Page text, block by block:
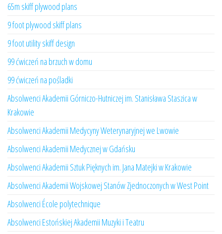
65m skiff plywood plans
9 foot plywood skiff plans
9 foot utility skiff design
99 ćwiczeń na brzuch w domu
99 ćwiczeń na pośladki
Absolwenci Akademii Górniczo-Hutniczej im. Stanisława Staszica w
Krakowie
Absolwenci Akademii Medycyny Weterynaryjnej we Lwowie
Absolwenci Akademii Medycznej w Gdańsku
Absolwenci Akademii Sztuk Pięknych im. Jana Matejki w Krakowie
Absolwenci Akademii Wojskowej Stanów Zjednoczonych w West Point
Absolwenci École polytechnique
Absolwenci Estońskiej Akademii Muzyki i Teatru